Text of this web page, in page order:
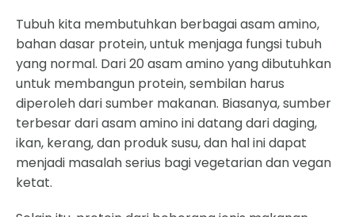
Tubuh kita membutuhkan berbagai asam amino,
bahan dasar protein, untuk menjaga fungsi tubuh
yang normal. Dari 20 asam amino yang dibutuhkan
untuk membangun protein, sembilan harus
diperoleh dari sumber makanan. Biasanya, sumber
terbesar dari asam amino ini datang dari daging,
ikan, kerang, dan produk susu, dan hal ini dapat
menjadi masalah serius bagi vegetarian dan vegan
ketat.